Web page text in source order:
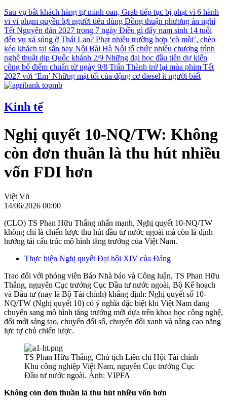
Sau vụ bắt khách hàng tự minh oan, Grab tiếp tục bị phạt vì 6 hành
vi vi phạm quyền lợi người tiêu dùng Đồng thuận phương án nghỉ
Tết Nguyên đán 2027 trong 7 ngày Điều gì đẩy nam sinh 14 tuổi
đến vụ xả súng ở Thái Lan? Phạt nhiều trường hợp ‘cò mồi’, chèo
kéo khách tại sân bay Nội Bài Hà Nội tổ chức nhiều chương trình
nghệ thuật dịp Quốc khánh 2/9 Những đại học đầu tiên dự kiến
công bố điểm chuẩn từ ngày 9/8 Trấn Thành trở lại mùa phim Tết
2027 với ‘Em’ Những mặt tối của động cơ diesel ít người biết
Kinh tế
Nghị quyết 10-NQ/TW: Không
còn đơn thuần là thu hút nhiều
vốn FDI hơn
Việt Vũ
14/06/2026 00:00
(CLO) TS Phan Hữu Thắng nhấn mạnh, Nghị quyết 10-NQ/TW
không chỉ là chiến lược thu hút đầu tư nước ngoài mà còn là định
hướng tái cấu trúc mô hình tăng trưởng của Việt Nam.
Thực hiện Nghị quyết Đại hội XIV của Đảng
Trao đổi với phóng viên Báo Nhà báo và Công luận, TS Phan Hữu
Thắng, nguyên Cục trưởng Cục Đầu tư nước ngoài, Bộ Kế hoạch
và Đầu tư (nay là Bộ Tài chính) khẳng định: Nghị quyết số 10-
NQ/TW (Nghị quyết 10) có ý nghĩa đặc biệt khi Việt Nam đang
chuyển sang mô hình tăng trưởng mới dựa trên khoa học công nghệ,
đổi mới sáng tạo, chuyển đổi số, chuyển đổi xanh và nâng cao năng
lực tự chủ chiến lược.
TS Phan Hữu Thắng, Chủ tịch Liên chi Hội Tài chính
Khu công nghiệp Việt Nam, nguyên Cục trưởng Cục
Đầu tư nước ngoài. Ảnh: VIPFA
Không còn đơn thuần là thu hút nhiều vốn hơn